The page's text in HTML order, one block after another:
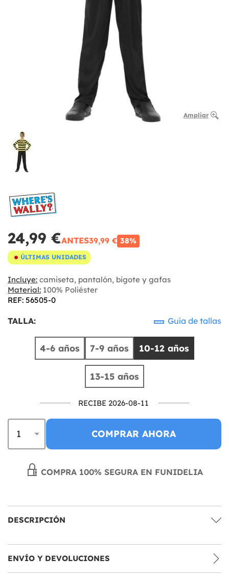
Ampliar
24,99 €ANTES39,99 € 38%
ÚLTIMAS UNIDADES
Incluye: camiseta, pantalón, bigote y gafas
Material: 100% Poliéster
REF: 56505-0
TALLA: Guía de tallas
4-6 años 7-9 años 10-12 años
13-15 años
RECIBE 2026-08-11
COMPRAR AHORA
COMPRA 100% SEGURA EN FUNIDELIA
DESCRIPCIÓN
ENVÍO Y DEVOLUCIONES